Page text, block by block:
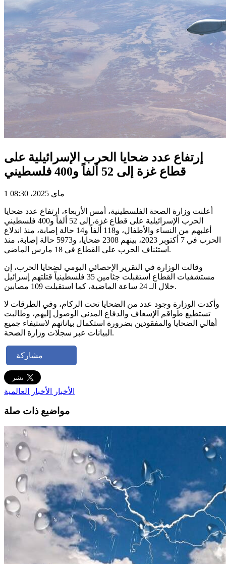
إرتفاع عدد ضحايا الحرب الإسرائيلية على
قطاع غزة إلى 52 ألفاً و400 فلسطيني
1 ماي 2025، 08:30
أعلنت وزارة الصحة الفلسطينية، أمس الأربعاء، ارتفاع عدد ضحايا
الحرب الإسرائيلية على قطاع غزة، إلى 52 ألفاً و400 فلسطيني
أغلبهم من النساء والأطفال، و118 ألفاً و14 حالة إصابة، منذ اندلاع
الحرب في 7 أكتوبر 2023، بينهم 2308 ضحايا، و5973 حالة إصابة، منذ
استئناف الحرب على القطاع في 18 مارس الماضي.
وقالت الوزارة في التقرير الإحصائي اليومي لضحايا الحرب، إن
مستشفيات القطاع استقبلت جثامين 35 فلسطينياً قتلتهم إسرائيل
خلال الـ 24 ساعة الماضية، كما استقبلت 109 مصابين.
وأكدت الوزارة وجود عدد من الضحايا تحت الركام، وفي الطرقات لا
تستطيع طواقم الإسعاف والدفاع المدني الوصول إليهم، وطالبت
أهالي الضحايا والمفقودين بضرورة استكمال بياناتهم لاستيفاء جميع
البيانات عبر سجلات وزارة الصحة.
مشاركة
الأخبار الأخبار العالمية
مواضيع ذات صلة